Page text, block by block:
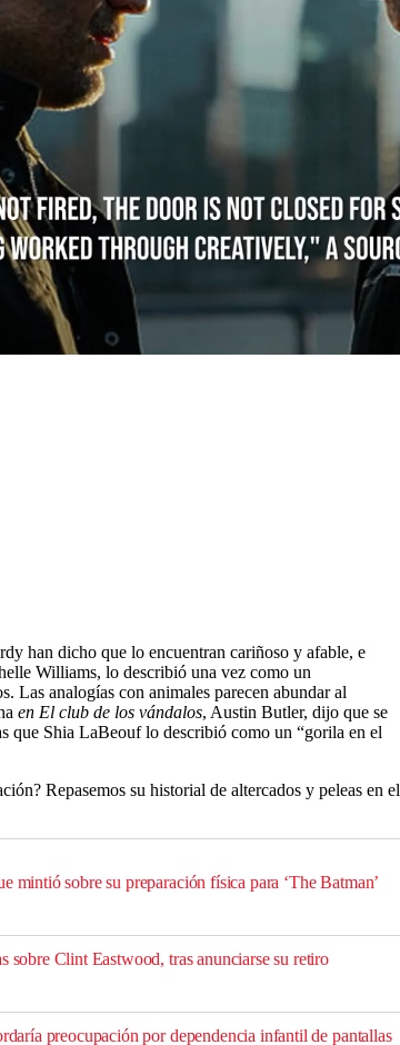
duros y decididos, ya sea su memorable actuación
: El caballero de la noche asciende
(2012) o su papel
S. Fitzgerald en
fuera de la pantalla.
han dicho que lo encuentran cariñoso y afable, e
Williams, lo describió una vez como un
Las analogías con animales parecen abundar al
en El club de los vándalos, Austin Butler, dijo que se
que Shia LaBeouf lo describió como un “gorila en el
Repasemos su historial de altercados y peleas en el
mintió sobre su preparación física para ‘The Batman’
sobre Clint Eastwood, tras anunciarse su retiro
preocupación por dependencia infantil de pantallas